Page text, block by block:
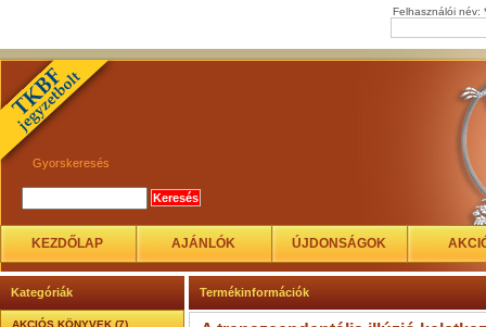
Felhasználói név:
Gyorskeresés
KEZDŐLAP AJÁNLÓK ÚJDONSÁGOK
Kategóriák
AKCIÓS KÖNYVEK (7)
Termékinformációk